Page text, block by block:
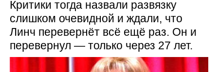
Критики тогда назвали развязку
слишком очевидной и ждали, что
Линч перевернёт всё ещё раз. Он и
перевернул — только через 27 лет.